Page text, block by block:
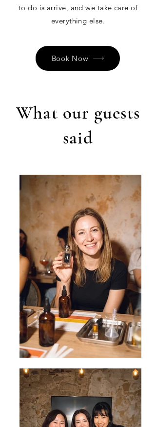
to do is arrive, and we take care of
everything else.
Book Now
What our guests
said